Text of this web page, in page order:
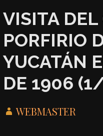
VISITA
PORFIRIO
YUCATÁN
DE 1906
WEBMASTER